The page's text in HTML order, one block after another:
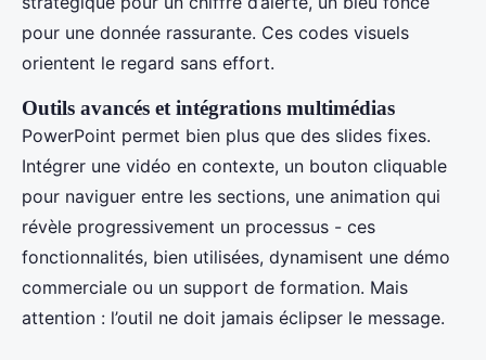
pour une donnée rassurante. Ces codes visuels
orientent le regard sans effort.
Outils avancés et intégrations multimédias
PowerPoint permet bien plus que des slides fixes.
Intégrer une vidéo en contexte, un bouton cliquable
pour naviguer entre les sections, une animation qui
révèle progressivement un processus - ces
fonctionnalités, bien utilisées, dynamisent une démo
commerciale ou un support de formation. Mais
attention : l’outil ne doit jamais éclipser le message.